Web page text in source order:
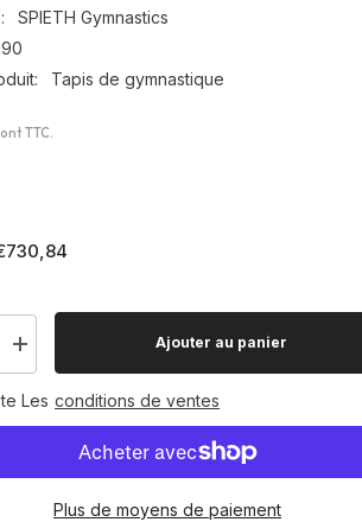
SPIETH Gymnastics
Tapis de gymnastique
TTC.
Augmenter
la
quantité
pour
Tapis
Ajouter au panier
Les conditions de ventes
Plus de moyens de paiement